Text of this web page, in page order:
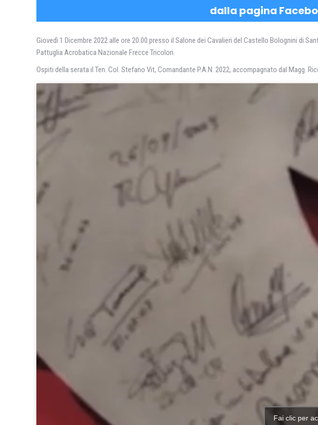
dalla pagina
Giovedì 1 Dicembre 2022 alle ore 20.00 presso il Salone dei Cavalieri del Castello Bolognini di
Pattuglia Acrobatica Nazionale Frecce Tricolori.
Ospiti della serata il Ten. Col. Stefano Vit, Comandante P.A.N. 2022, accompagnato dal Magg.
Fai clic per